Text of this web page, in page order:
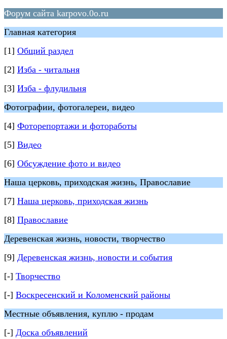
Форум сайта karpovo.0o.ru
Главная категория
[1] Общий раздел
[2] Изба - читальня
[3] Изба - флудильня
Фотографии, фотогалереи, видео
[4] Фоторепортажи и фотоработы
[5] Видео
[6] Обсуждение фото и видео
Наша церковь, приходская жизнь, Православие
[7] Наша церковь, приходская жизнь
[8] Православие
Деревенская жизнь, новости, творчество
[9] Деревенская жизнь, новости и события
[-] Творчество
[-] Воскресенский и Коломенский районы
Местные объявления, куплю - продам
[-] Доска объявлений